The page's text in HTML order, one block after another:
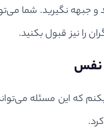
و جبهه نگیرید. شما
را نیز قبول بکنید.
نفس
بکنم که این مسئله